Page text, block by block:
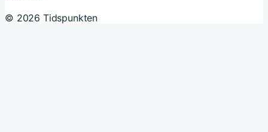
© 2026 Tidspunkten